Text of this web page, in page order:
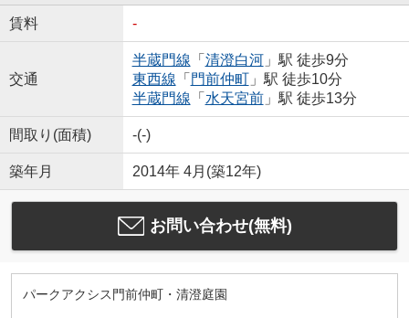
賃料 -
交通
半蔵門線 「 清澄白河」駅 徒歩9分
東西線 「 門前仲町」駅 徒歩10分
半蔵門線 「 水天宮前」駅 徒歩13分
間取り(面積) -(-)
築年月 2014年 4月(築12年)
お問い合わせ(無料)
パークアクシス門前仲町・清澄庭園